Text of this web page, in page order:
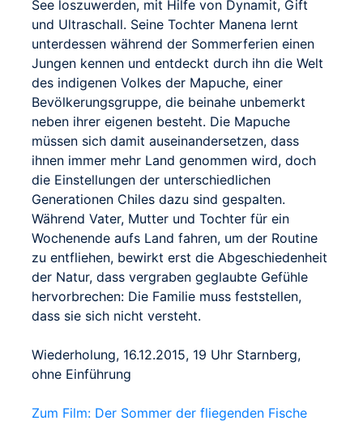
See loszuwerden, mit Hilfe von Dynamit, Gift
und Ultraschall. Seine Tochter Manena lernt
unterdessen während der Sommerferien einen
Jungen kennen und entdeckt durch ihn die Welt
des indigenen Volkes der Mapuche, einer
Bevölkerungsgruppe, die beinahe unbemerkt
neben ihrer eigenen besteht. Die Mapuche
müssen sich damit auseinandersetzen, dass
ihnen immer mehr Land genommen wird, doch
die Einstellungen der unterschiedlichen
Generationen Chiles dazu sind gespalten.
Während Vater, Mutter und Tochter für ein
Wochenende aufs Land fahren, um der Routine
zu entfliehen, bewirkt erst die Abgeschiedenheit
der Natur, dass vergraben geglaubte Gefühle
hervorbrechen: Die Familie muss feststellen,
dass sie sich nicht versteht.
Wiederholung, 16.12.2015, 19 Uhr Starnberg,
ohne Einführung
Zum Film: Der Sommer der fliegenden Fische